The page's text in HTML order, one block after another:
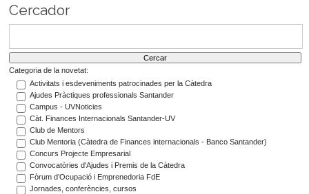
Cercador
Categoria de la novetat:
Activitats i esdeveniments patrocinades per la Càtedra
Ajudes Pràctiques professionals Santander
Campus - UVNoticies
Càt. Finances Internacionals Santander-UV
Club de Mentors
Club Mentoria (Càtedra de Finances internacionals - Banco Santander)
Concurs Projecte Empresarial
Convocatòries d'Ajudes i Premis de la Càtedra
Fòrum d’Ocupació i Emprenedoria FdE
Jornades, conferències, cursos